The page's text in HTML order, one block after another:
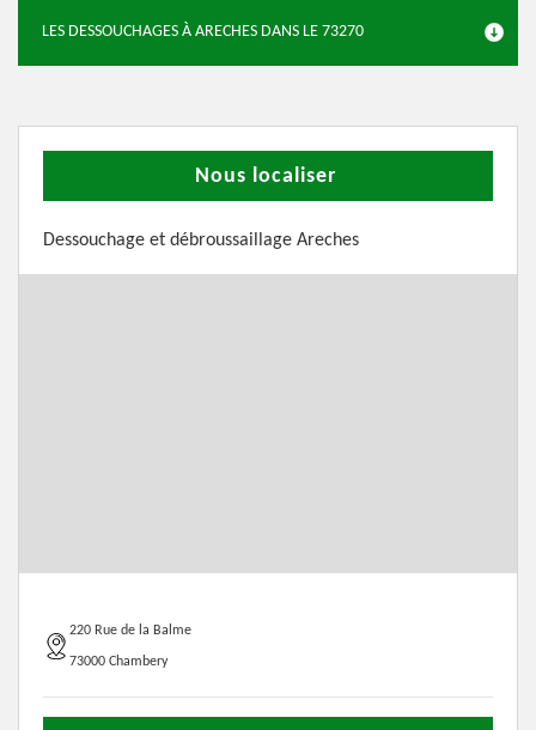
LES DESSOUCHAGES À ARECHES DANS LE 73270
Nous localiser
Dessouchage et débroussaillage Areches
220 Rue de la Balme
73000 Chambery